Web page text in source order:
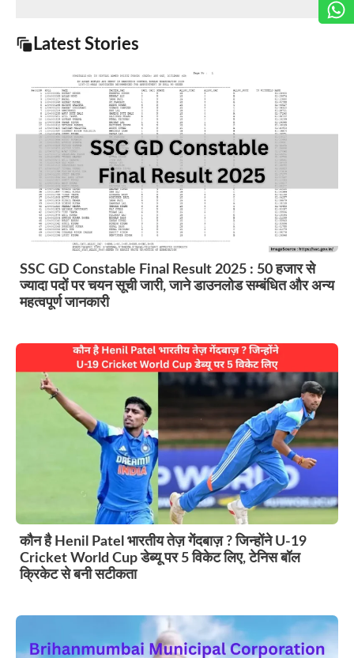
Latest Stories
SSC GD Constable Final Result 2025 : 50 हजार से
ज्यादा पदों पर चयन सूची जारी, जाने डाउनलोड सम्बंधित और अन्य
महत्वपूर्ण जानकारी
कौन है Henil Patel भारतीय तेज़ गेंदबाज़ ? जिन्होंने U-19
Cricket World Cup डेब्यू पर 5 विकेट लिए, टेनिस बॉल
क्रिकेट से बनी सटीकता